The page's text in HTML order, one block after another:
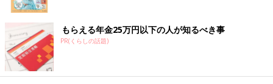
もらえる年金25万円以下の人が知るべき事
PR(くらしの話題)